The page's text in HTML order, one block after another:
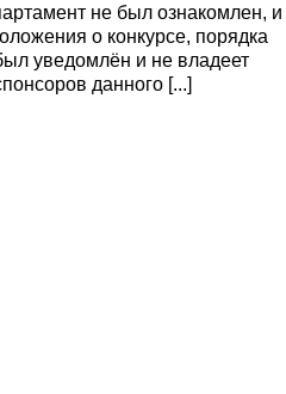
не был ознакомлен,
о конкурсе, порядка
уведомлён и не владеет
данного [...]